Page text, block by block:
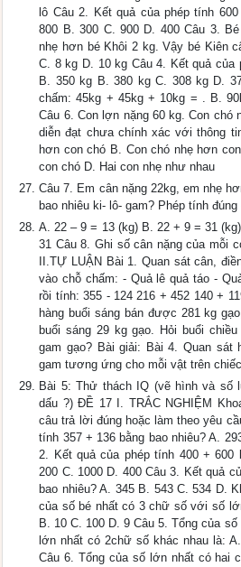
lô Câu 2. Kết quả của phép tính
800 B. 300 C. 900 D. 400 Câu 3.
nhẹ hơn bé Khôi 2 kg. Vậy bé Kiên
C. 8 kg D. 10 kg Câu 4. Kết quả của
B. 350 kg B. 380 kg C. 308 kg D.
chấm: 45kg + 45kg + 10kg = . B.
Câu 6. Con lợn nặng 60 kg. Con chó
diễn đạt chưa chính xác với thông
hơn con chó B. Con chó nhẹ hơn
con chó D. Hai con nhẹ như nhau
Câu 7. Em cân nặng 22kg, em nhẹ
bao nhiêu ki- lô- gam? Phép tính
A. 22 – 9 = 13 (kg) B. 22 + 9 = 31
31 Câu 8. Ghi số cân nặng của mỗi
II.TỰ LUẬN Bài 1. Quan sát cân,
vào chỗ chấm: - Quả lê quả táo -
rồi tính: 355 - 124 216 + 452 140 +
hàng buổi sáng bán được 281 kg
buổi sáng 29 kg gạo. Hỏi buổi
gam gạo? Bài giải: Bài 4. Quan
gam tương ứng cho mỗi vật trên
Bài 5: Thử thách IQ (vẽ hình và số
dấu ?) ĐỀ 17 I. TRẮC NGHIỆM
câu trả lời đúng hoặc làm theo yêu
tính 357 + 136 bằng bao nhiêu? A.
2. Kết quả của phép tính 400 + 600
200 C. 1000 D. 400 Câu 3. Kết quả
bao nhiêu? A. 345 B. 543 C. 534 D.
của số bé nhất có 3 chữ số với số
B. 10 C. 100 D. 9 Câu 5. Tổng của
lớn nhất có 2chữ số khác nhau là:
Câu 6. Tổng của số lớn nhất có hai